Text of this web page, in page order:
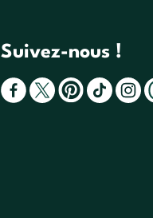
Suivez-nous !